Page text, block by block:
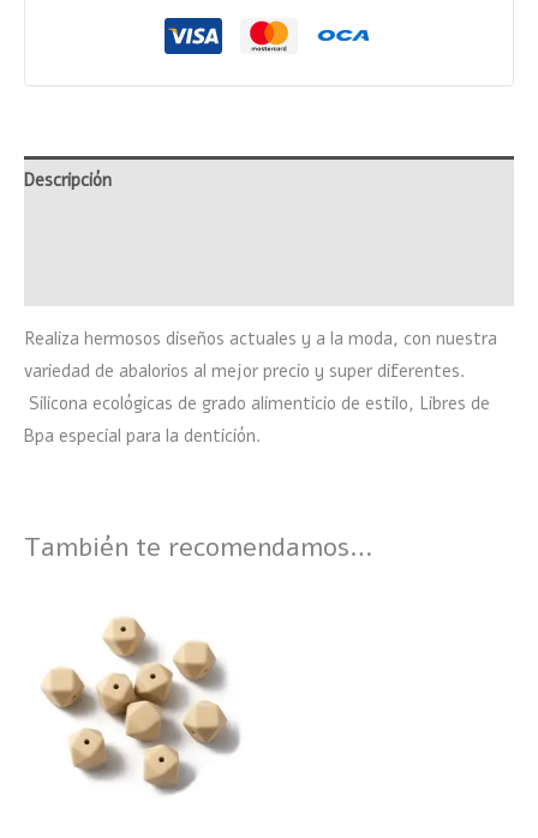
Descripción
Realiza hermosos diseños actuales y a la moda, con nuestra
variedad de abalorios al mejor precio y super diferentes.
Silicona ecológicas de grado alimenticio de estilo, Libres de
Bpa especial para la dentición.
También te recomendamos…